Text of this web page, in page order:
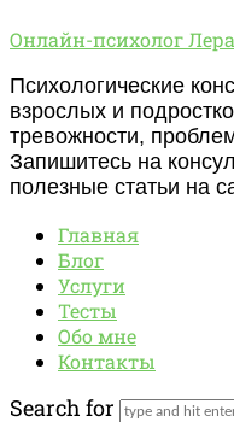
Онлайн-
Лера
Мулина
Онлайн-психолог
Психологические
взрослых и
тревожности,
Запишитесь на
полезные статьи на
Главная
Блог
Услуги
Тесты
Обо мне
Контакты
Search for